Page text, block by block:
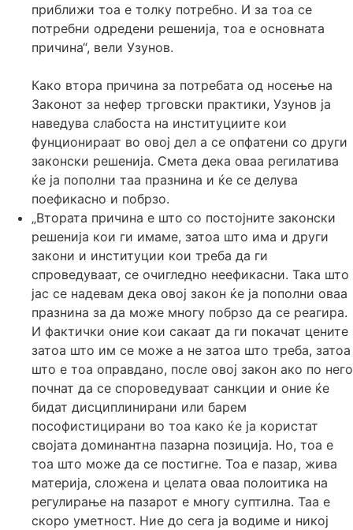
приближи тоа е толку потребно. И за тоа се
потребни одредени решенија, тоа е основната
причина“, вели Узунов.
Како втора причина за потребата од носење на
Законот за нефер трговски практики, Узунов ја
наведува слабоста на институциите кои
фунционираат во овој дел а се опфатени со други
законски решенија. Смета дека оваа регилатива
ќе ја пополни таа празнина и ќе се делува
поефикасно и побрзо.
„Втората причина е што со постојните законски
решенија кои ги имаме, затоа што има и други
закони и институции кои треба да ги
спроведуваат, се очигледно неефикасни. Така што
јас се надевам дека овој закон ќе ја пополни оваа
празнина за да може многу побрзо да се реагира.
И фактички оние кои сакаат да ги покачат цените
затоа што им се може а не затоа што треба, затоа
што е тоа оправдано, после овој закон ако по него
почнат да се спороведуваат санкции и оние ќе
бидат дисциплинирани или барем
пософистицирани во тоа како ќе ја користат
својата доминантна пазарна позиција. Но, тоа е
тоа што може да се постигне. Тоа е пазар, жива
материја, сложена и целата оваа полоитика на
регулирање на пазарот е многу суптилна. Таа е
скоро уметност. Ние до сега ја водиме и никој